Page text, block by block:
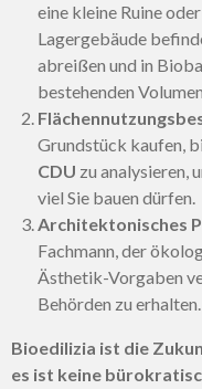
eine kleine Ruine
Lagergebäude
abreißen und in
bestehenden
Grundstück kaufen,
CDU zu analysieren,
viel Sie bauen dürfen.
Architektonisches
Fachmann, der
Ästhetik-Vorgaben
Behörden zu erhalten.
Bioedilizia ist die
es ist keine